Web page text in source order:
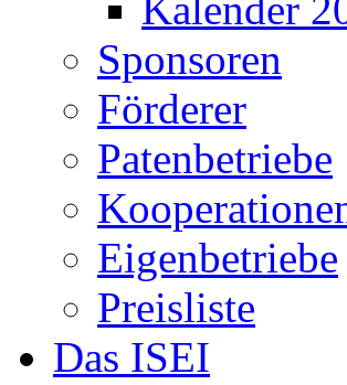
Kalender
Sponsoren
Förderer
Patenbetriebe
Eigenbetriebe
Preisliste
Das ISEI